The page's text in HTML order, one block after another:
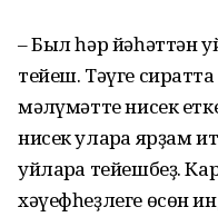
– Был һәр йәһәттән
тейеш. Тәүге
мәғлүмәтте нисек
нисек уларға ярҙам
уйларға тейешбеҙ.
хәүефһеҙлеге өсөн